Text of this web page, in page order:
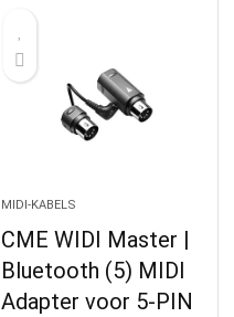
MIDI-KABELS
CME WIDI Master |
Bluetooth (5) MIDI
Adapter voor 5-PIN